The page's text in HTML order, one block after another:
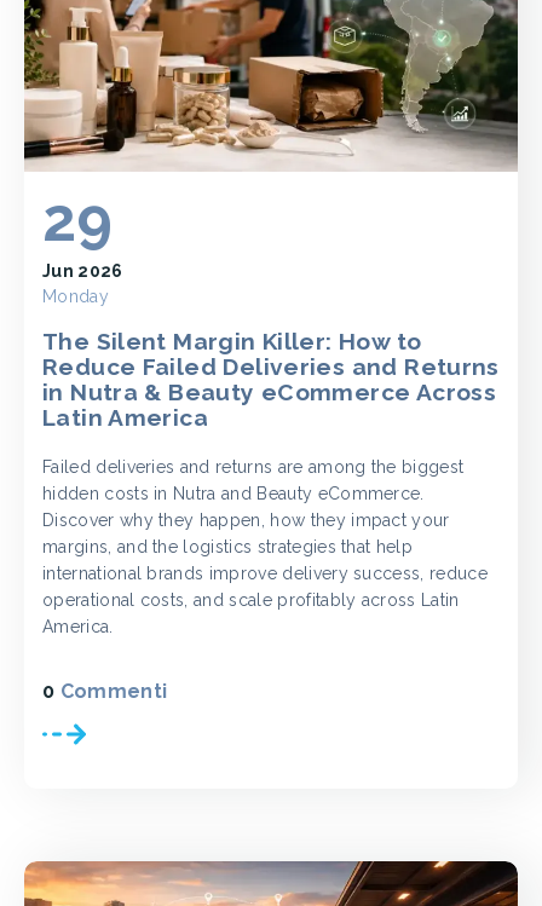
29
Jun 2026
Monday
The Silent Margin Killer: How to
Reduce Failed Deliveries and Returns
in Nutra & Beauty eCommerce Across
Latin America
Failed deliveries and returns are among the biggest
hidden costs in Nutra and Beauty eCommerce.
Discover why they happen, how they impact your
margins, and the logistics strategies that help
international brands improve delivery success, reduce
operational costs, and scale profitably across Latin
America.
0 Commenti